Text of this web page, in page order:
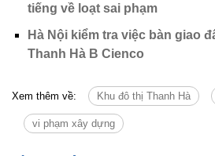
tiếng về loạt sai phạm
Hà Nội kiểm tra việc bàn giao
Thanh Hà B Cienco
Xem thêm về: Khu đô thị Thanh Hà
vi phạm xây dựng